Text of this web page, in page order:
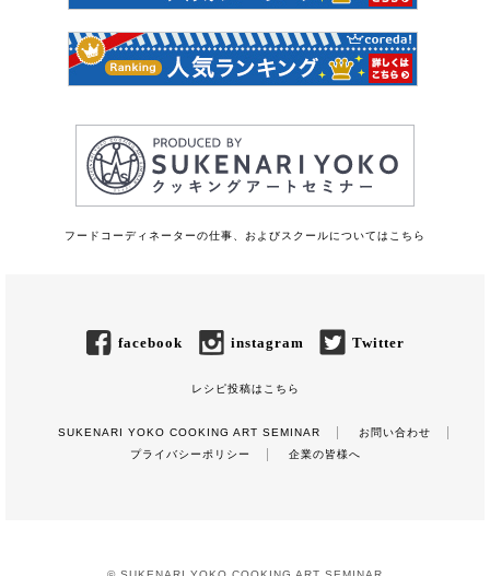
フードコーディネーターの仕事、およびスクールについてはこちら
facebook instagram Twitter
レシピ投稿はこちら
SUKENARI YOKO COOKING ART SEMINAR
お問い合わせ
プライバシーポリシー
企業の皆様へ